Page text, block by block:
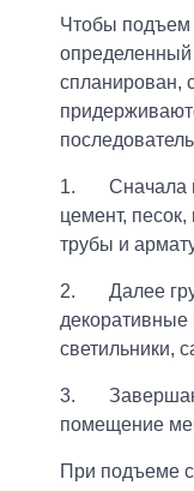
Чтобы подъем
спланирован,
1. Сначала в
цемент,
трубы и
2. Далее
декоративные
светильники,
3.
помещение
При подъеме